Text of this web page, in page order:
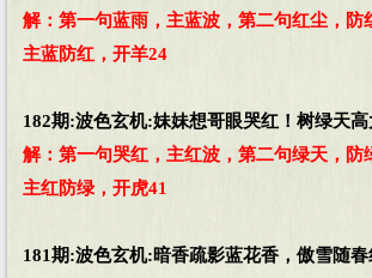
解：第一句蓝雨，主蓝波，第二句红尘，防
主蓝防红，开羊24
182期:波色玄机:妹妹想哥眼哭红！树绿天高
解：第一句哭红，主红波，第二句绿天，防
主红防绿，开虎41
181期:波色玄机:暗香疏影蓝花香，傲雪随